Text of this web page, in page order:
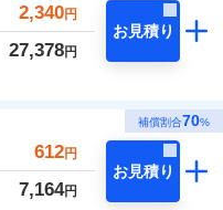
2,340円
27,378円
お見積り
補償割合70%
612円
7,164円
お見積り